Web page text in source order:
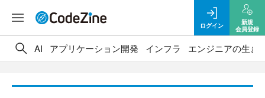
ログイン
新規
会員登録
AI アプリケーション開発 インフラ エンジニアの生き